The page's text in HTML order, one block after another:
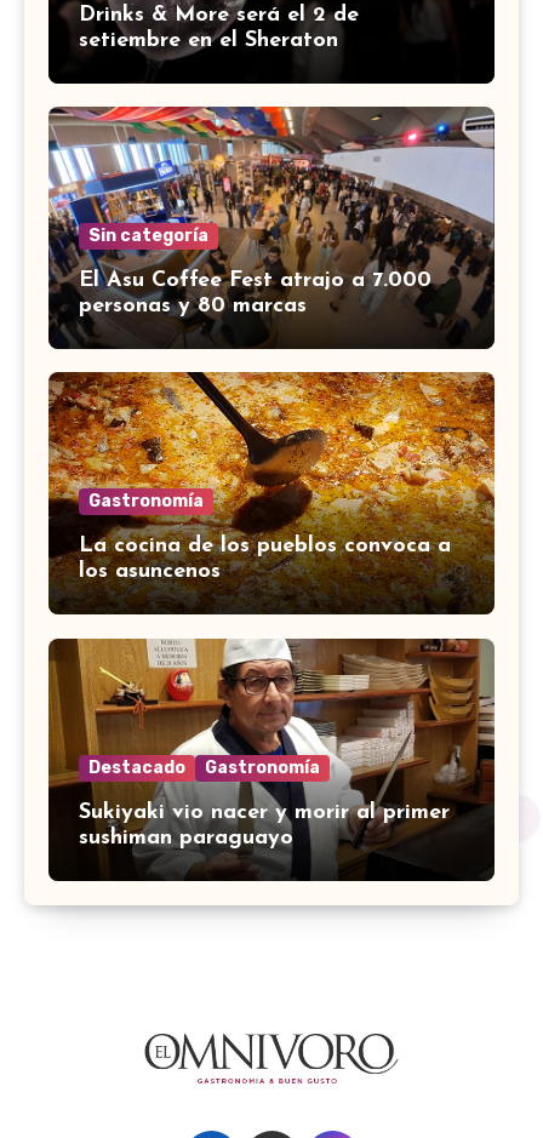
Drinks & More será el 2 de
setiembre en el Sheraton
Sin categoría
El Asu Coffee Fest atrajo a 7.000
personas y 80 marcas
Gastronomía
La cocina de los pueblos convoca a
los asuncenos
Destacado Gastronomía
Sukiyaki vio nacer y morir al primer
sushiman paraguayo